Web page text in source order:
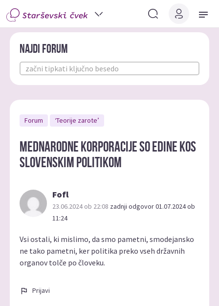
Najdi forum
Forum ‘Teorije zarote’
Mednarodne korporacije so edine kos
slovenskim politikom
Fofl
23.06.2024 ob 22:08 zadnji odgovor 01.07.2024 ob
11:24
Vsi ostali, ki mislimo, da smo pametni, smodejansko
ne tako pametni, ker politika preko vseh državnih
organov tolče po človeku.
Prijavi